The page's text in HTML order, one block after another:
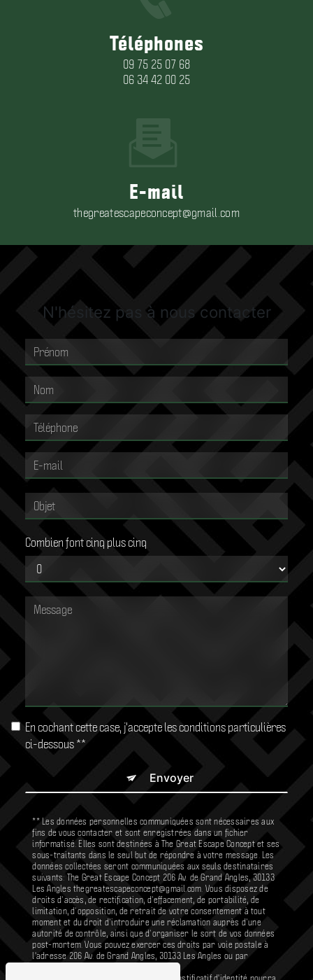
Téléphones
09 75 25 07 68
06 34 42 00 25
E-mail
thegreatescapeconcept@gmail.com
N'hésitez pas à nous contacter
Combien font cinq plus cinq
En cochant cette case, j'accepte les conditions particulières
ci-dessous **
Envoyer
** Les données personnelles communiquées sont nécessaires aux
fins de vous contacter et sont enregistrées dans un fichier
informatisé. Elles sont destinées à The Great Escape Concept et ses
sous-traitants dans le seul but de répondre à votre message. Les
données collectées seront communiquées aux seuls destinataires
suivants: The Great Escape Concept 206 Av. de Grand Angles, 30133
Les Angles thegreatescapeconcept@gmail.com. Vous disposez de
droits d’accès, de rectification, d’effacement, de portabilité, de
limitation, d’opposition, de retrait de votre consentement à tout
moment et du droit d’introduire une réclamation auprès d’une
autorité de contrôle, ainsi que d’organiser le sort de vos données
post-mortem. Vous pouvez exercer ces droits par voie postale à
l'adresse 206 Av. de Grand Angles, 30133 Les Angles ou par
courrier électronique à l'adresse